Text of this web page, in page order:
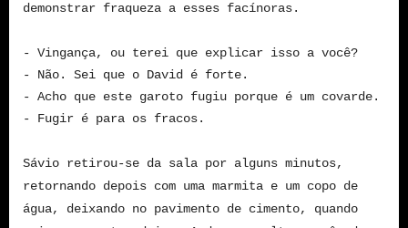
demonstrar fraqueza a esses facínoras.
- Vingança, ou terei que explicar isso a você?
- Não. Sei que o David é forte.
- Acho que este garoto fugiu porque é um covarde.
- Fugir é para os fracos.
Sávio retirou-se da sala por alguns minutos,
retornando depois com uma marmita e um copo de
água, deixando no pavimento de cimento, quando